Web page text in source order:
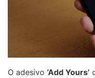
O adesivo ‘Add Yours’